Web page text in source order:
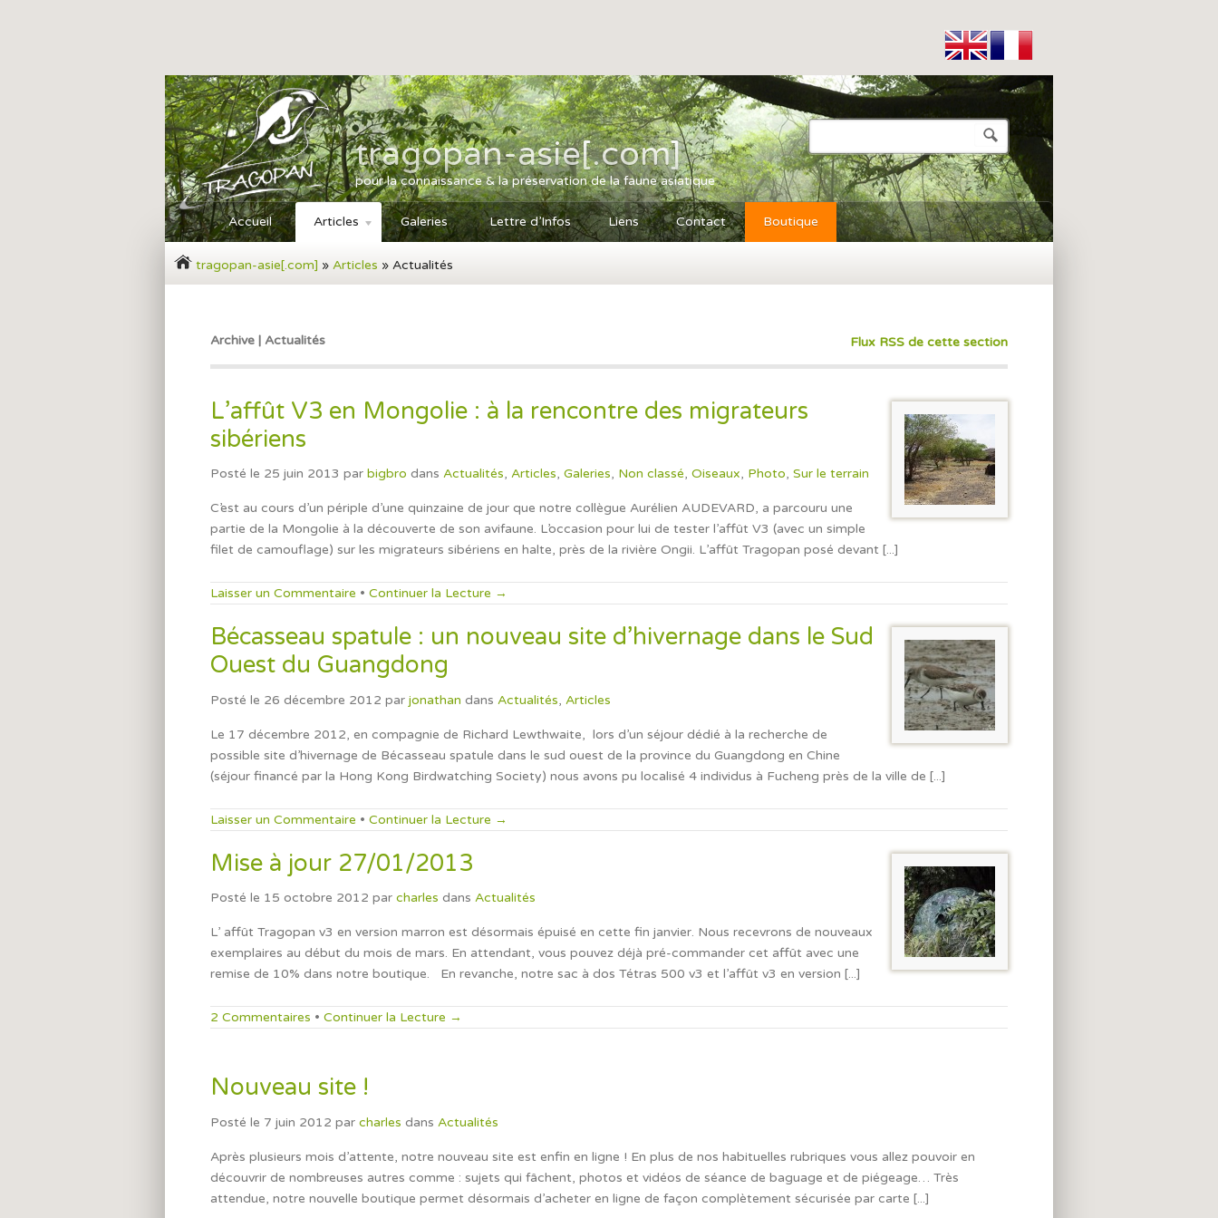
tragopan-asie[.com]
pour la connaissance & la préservation de la faune asiatique
Accueil Articles Galeries Lettre d’Infos Liens Contact Boutique
tragopan-asie[.com] » Articles » Actualités
Archive | Actualités Flux RSS de cette section
L’affût V3 en Mongolie : à la rencontre des migrateurs
sibériens
Posté le 25 juin 2013 par bigbro dans Actualités, Articles, Galeries, Non classé, Oiseaux, Photo, Sur le terrain
C’est au cours d’un périple d’une quinzaine de jour que notre collègue Aurélien AUDEVARD, a parcouru une
partie de la Mongolie à la découverte de son avifaune. L’occasion pour lui de tester l’affût V3 (avec un simple
filet de camouflage) sur les migrateurs sibériens en halte, près de la rivière Ongii. L’affût Tragopan posé devant [...]
Laisser un Commentaire • Continuer la Lecture →
Bécasseau spatule : un nouveau site d’hivernage dans le Sud
Ouest du Guangdong
Posté le 26 décembre 2012 par jonathan dans Actualités, Articles
Le 17 décembre 2012, en compagnie de Richard Lewthwaite, lors d’un séjour dédié à la recherche de
possible site d’hivernage de Bécasseau spatule dans le sud ouest de la province du Guangdong en Chine
(séjour financé par la Hong Kong Birdwatching Society) nous avons pu localisé 4 individus à Fucheng près de la ville de [...]
Laisser un Commentaire • Continuer la Lecture →
Mise à jour 27/01/2013
Posté le 15 octobre 2012 par charles dans Actualités
L’ affût Tragopan v3 en version marron est désormais épuisé en cette fin janvier. Nous recevrons de nouveaux
exemplaires au début du mois de mars. En attendant, vous pouvez déjà pré-commander cet affût avec une
remise de 10% dans notre boutique. En revanche, notre sac à dos Tétras 500 v3 et l’affût v3 en version [...]
2 Commentaires • Continuer la Lecture →
Nouveau site !
Posté le 7 juin 2012 par charles dans Actualités
Après plusieurs mois d’attente, notre nouveau site est enfin en ligne ! En plus de nos habituelles rubriques vous allez pouvoir en
découvrir de nombreuses autres comme : sujets qui fâchent, photos et vidéos de séance de baguage et de piégeage… Très
attendue, notre nouvelle boutique permet désormais d’acheter en ligne de façon complètement sécurisée par carte [...]